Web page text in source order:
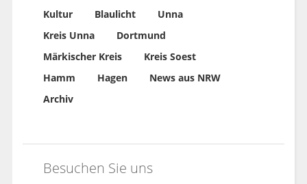
Kultur
Blaulicht
Unna
Kreis Unna
Dortmund
Märkischer Kreis
Kreis Soest
Hamm
Hagen
News aus NRW
Archiv
Besuchen Sie uns